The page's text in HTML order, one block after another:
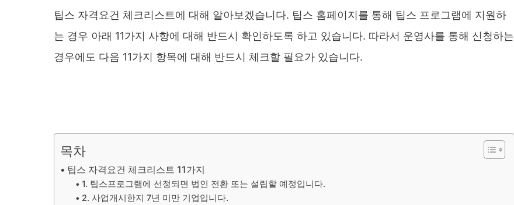
팁스 자격요건 체크리스트에 대해 알아보겠습니다. 팁스 홈페이지를 통해 팁스 프로그램에 지원하
는 경우 아래 11가지 사항에 대해 반드시 확인하도록 하고 있습니다. 따라서 운영사를 통해 신청하는
경우에도 다음 11가지 항목에 대해 반드시 체크할 필요가 있습니다.
목차
팁스 자격요건 체크리스트 11가지
1. 팁스프로그램에 선정되면 법인 전환 또는 설립할 예정입니다.
2. 사업개시한지 7년 미만 기업입니다.